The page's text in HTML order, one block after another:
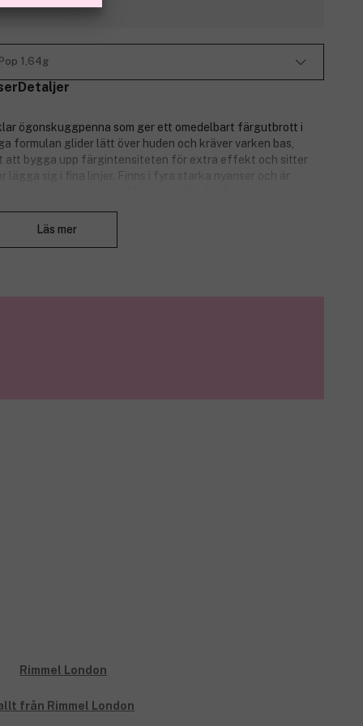
1,64g
Detaljer
ögonskuggpenna som ger ett omedelbart färgutbrott i
formulan glider lätt över huden och kräver varken bas,
att bygga upp färgintensiteten för extra effekt och sitter
lägga sig i fina linjer. Finns i fyra starka nyanser och är
Läs mer
från Rimmel London